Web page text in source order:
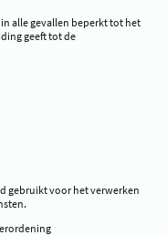
in alle gevallen beperkt tot het
geeft tot de
gebruikt voor het verwerken